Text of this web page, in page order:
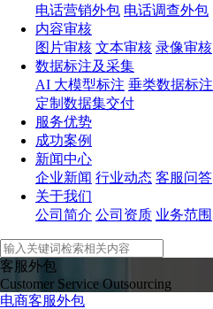
电话营销外包 电话调查外包
内容审核
图片审核 文本审核 录像审核
数据标注及采集
AI 大模型标注 垂类数据标注
定制数据集交付
服务优势
成功案例
新闻中心
企业新闻 行业动态 客服问答
关于我们
公司简介 公司资质 业务范围
客服外包
Customer Service Outsourcing
电商客服外包